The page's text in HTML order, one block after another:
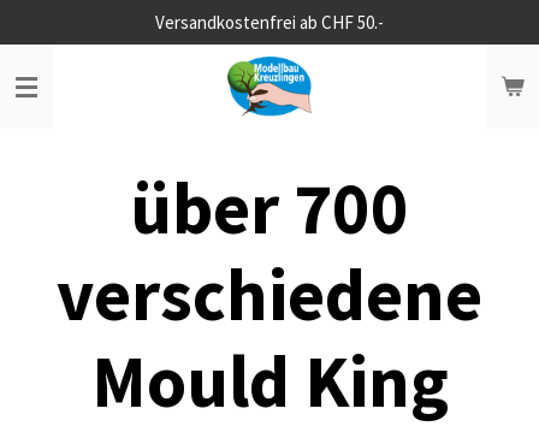
Hauptinhalt
springen
Versandkostenfrei ab CHF 50.-
über 700
verschiedene
Mould King